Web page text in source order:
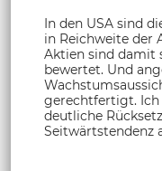
In den USA sind
in Reichweite der
Aktien sind damit
bewertet. Und
gerechtfertigt. Ich
deutliche
Seitwärtstendenz